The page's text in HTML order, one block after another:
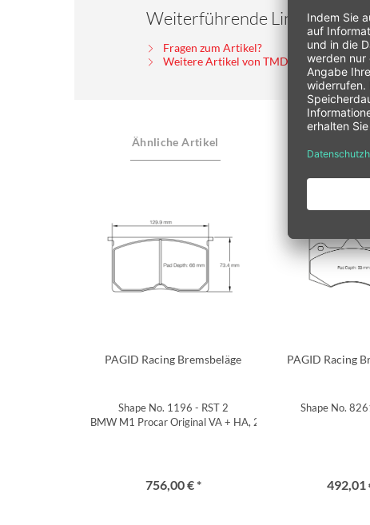
Weiterführende Links zu
Fragen zum Artikel?
Weitere Artikel von TMD Performance
Ähnliche Artikel
PAGID Racing Bremsbeläge
Shape No. 1196 - RST 2
BMW M1 Procar Original VA + HA, 23,0mm
756,00 € *
PAGID Racing
Shape No.
492,01